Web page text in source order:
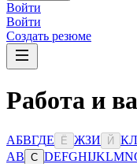
Войти
Войти
Создать резюме
Работа и
АБВГДЕ Ё ЖЗИ Й КЛ
AB C DEFGHIJKLMN